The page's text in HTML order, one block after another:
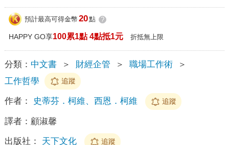
預計最高可得金幣 20點 ?
HAPPY GO享100累1點 4點抵1元 折抵無上限
分類： 中文書 ＞ 財經企管 ＞ 職場工作術
＞
工作哲學
追蹤
作者： 史蒂芬．柯維、西恩．柯維 追蹤
譯者： 顧淑馨
出版社： 天下文化 追蹤